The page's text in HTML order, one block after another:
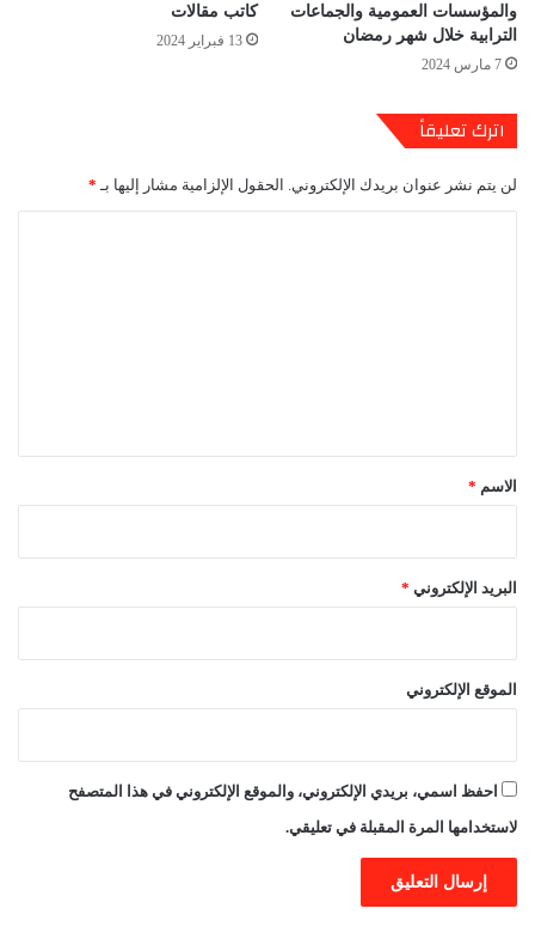
والمؤسسات العمومية والجماعات
الترابية خلال شهر رمضان
7 مارس 2024
كاتب مقالات
13 فبراير 2024
اترك تعليقاً
لن يتم نشر عنوان بريدك الإلكتروني. الحقول الإلزامية مشار إليها بـ *
*الاسم *
البريد الإلكتروني *
الموقع الإلكتروني
احفظ اسمي، بريدي الإلكتروني، والموقع الإلكتروني في هذا المتصفح
لاستخدامها المرة المقبلة في تعليقي.